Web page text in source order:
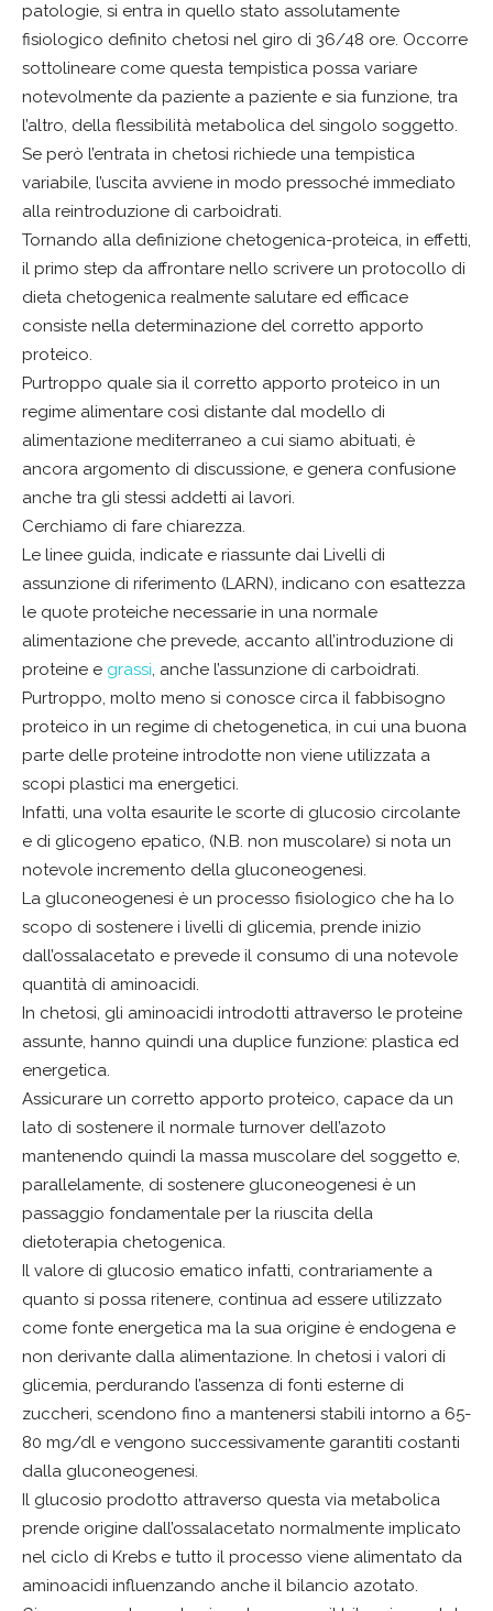
patologie, si entra in quello stato assolutamente
fisiologico definito chetosi nel giro di 36/48 ore. Occorre
sottolineare come questa tempistica possa variare
notevolmente da paziente a paziente e sia funzione, tra
l’altro, della flessibilità metabolica del singolo soggetto.
Se però l’entrata in chetosi richiede una tempistica
variabile, l’uscita avviene in modo pressoché immediato
alla reintroduzione di carboidrati.
Tornando alla definizione chetogenica-proteica, in effetti,
il primo step da affrontare nello scrivere un protocollo di
dieta chetogenica realmente salutare ed efficace
consiste nella determinazione del corretto apporto
proteico.
Purtroppo quale sia il corretto apporto proteico in un
regime alimentare così distante dal modello di
alimentazione mediterraneo a cui siamo abituati, è
ancora argomento di discussione, e genera confusione
anche tra gli stessi addetti ai lavori.
Cerchiamo di fare chiarezza.
Le linee guida, indicate e riassunte dai Livelli di
assunzione di riferimento (LARN), indicano con esattezza
le quote proteiche necessarie in una normale
alimentazione che prevede, accanto all’introduzione di
proteine e grassi, anche l’assunzione di carboidrati.
Purtroppo, molto meno si conosce circa il fabbisogno
proteico in un regime di chetogenetica, in cui una buona
parte delle proteine introdotte non viene utilizzata a
scopi plastici ma energetici.
Infatti, una volta esaurite le scorte di glucosio circolante
e di glicogeno epatico, (N.B. non muscolare) si nota un
notevole incremento della gluconeogenesi.
La gluconeogenesi è un processo fisiologico che ha lo
scopo di sostenere i livelli di glicemia, prende inizio
dall’ossalacetato e prevede il consumo di una notevole
quantità di aminoacidi.
In chetosi, gli aminoacidi introdotti attraverso le proteine
assunte, hanno quindi una duplice funzione: plastica ed
energetica.
Assicurare un corretto apporto proteico, capace da un
lato di sostenere il normale turnover dell’azoto
mantenendo quindi la massa muscolare del soggetto e,
parallelamente, di sostenere gluconeogenesi è un
passaggio fondamentale per la riuscita della
dietoterapia chetogenica.
Il valore di glucosio ematico infatti, contrariamente a
quanto si possa ritenere, continua ad essere utilizzato
come fonte energetica ma la sua origine è endogena e
non derivante dalla alimentazione. In chetosi i valori di
glicemia, perdurando l’assenza di fonti esterne di
zuccheri, scendono fino a mantenersi stabili intorno a 65-
80 mg/dl e vengono successivamente garantiti costanti
dalla gluconeogenesi.
Il glucosio prodotto attraverso questa via metabolica
prende origine dall’ossalacetato normalmente implicato
nel ciclo di Krebs e tutto il processo viene alimentato da
aminoacidi influenzando anche il bilancio azotato.